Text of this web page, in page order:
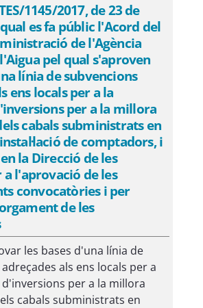
1145/2017, de 23 de
es fa públic l'Acord del
de l'Agència
pel qual s'aproven
línia de subvencions
ens locals per a la
per a la millora
cabals subministrats en
de comptadors, i
la Direcció de les
l'aprovació de les
convocatòries i per
de les
les bases d'una línia de
als ens locals per a
per a la millora
cabals subministrats en